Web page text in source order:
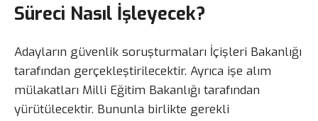
Süreci Nasıl İşleyecek?
Adayların güvenlik soruşturmaları İçişleri Bakanlığı
tarafından gerçekleştirilecektir. Ayrıca işe alım
mülakatları Milli Eğitim Bakanlığı tarafından
yürütülecektir. Bununla birlikte gerekli